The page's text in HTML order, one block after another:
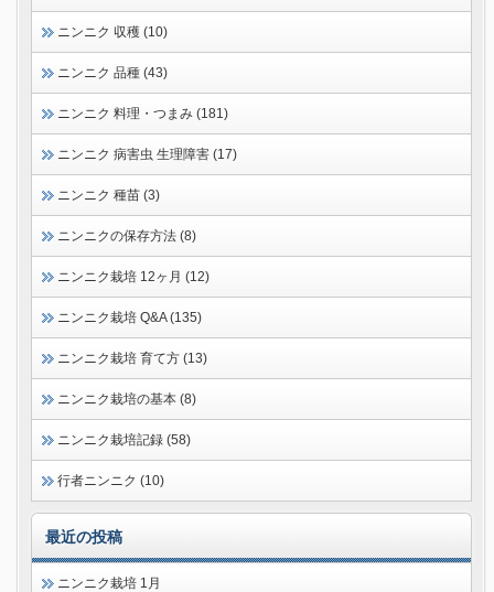
ニンニク 収穫 (10)
ニンニク 品種 (43)
ニンニク 料理・つまみ (181)
ニンニク 病害虫 生理障害 (17)
ニンニク 種苗 (3)
ニンニクの保存方法 (8)
ニンニク栽培 12ヶ月 (12)
ニンニク栽培 Q&A (135)
ニンニク栽培 育て方 (13)
ニンニク栽培の基本 (8)
ニンニク栽培記録 (58)
行者ニンニク (10)
最近の投稿
ニンニク栽培 1月